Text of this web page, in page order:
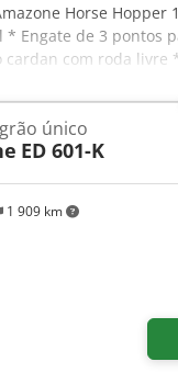
Horse Hopper
Engate de 3 pontos
com roda livre
2.650 rpm *
disponível! Coderhy
conosco
1 909 km
único
ED 601-K